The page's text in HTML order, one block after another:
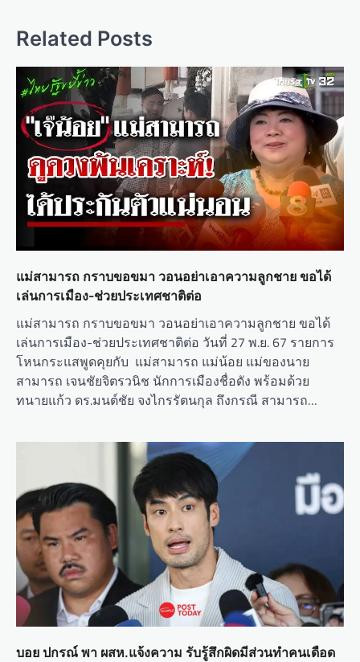
Related Posts
แม่สามารถ กราบขอขมา วอนอย่าเอาความลูกชาย ขอได้
เล่นการเมือง-ช่วยประเทศชาติต่อ
แม่สามารถ กราบขอขมา วอนอย่าเอาความลูกชาย ขอได้
เล่นการเมือง-ช่วยประเทศชาติต่อ วันที่ 27 พ.ย. 67 รายการ
โหนกระแสพูดคุยกับ แม่สามารถ แม่น้อย แม่ของนาย
สามารถ เจนชัยจิตรวนิช นักการเมืองชื่อดัง พร้อมด้วย
ทนายแก้ว ดร.มนต์ชัย จงไกรรัตนกุล ถึงกรณี สามารถ…
บอย ปกรณ์ พา ผสห.แจ้งความ รับรู้สึกผิดมีส่วนทำคนเดือด